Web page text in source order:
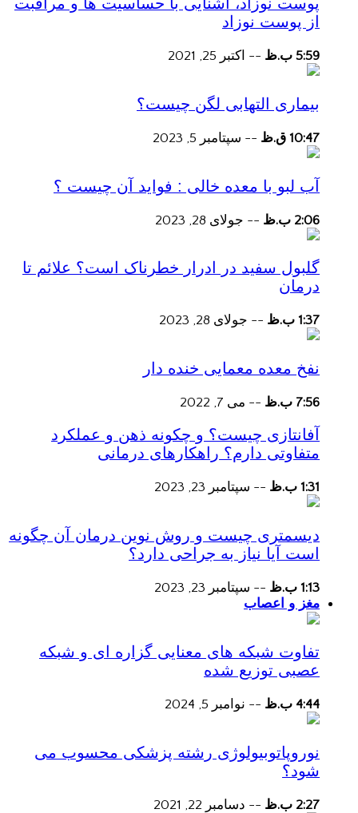
از پوست نوزاد
5:59 ب.ظ -- اکتبر 25, 2021
بیماری التهابی لگن چیست؟
10:47 ق.ظ -- سپتامبر 5, 2023
آب لبو با معده خالی : فواید آن چیست ؟
2:06 ب.ظ -- جولای 28, 2023
گلبول سفید در ادرار خطرناک است؟ علائم تا
درمان
1:37 ب.ظ -- جولای 28, 2023
نفخ معده معمایی خنده دار
7:56 ب.ظ -- می 7, 2022
آفانتازی چیست؟ و چکونه ذهن و عملکرد
متفاوتی دارم؟ راهکارهای درمانی
1:31 ب.ظ -- سپتامبر 23, 2023
دیسمتری چیست و روش نوین درمان آن چگونه
است آیا نیاز به جراحی دارد؟
1:13 ب.ظ -- سپتامبر 23, 2023
مغز و اعصاب
تفاوت شبکه های معنایی گزاره ای و شبکه
عصبی توزیع شده
4:44 ب.ظ -- نوامبر 5, 2024
نوروپاتوبیولوژی رشته پزشکی محسوب می
شود؟
2:27 ب.ظ -- دسامبر 22, 2021